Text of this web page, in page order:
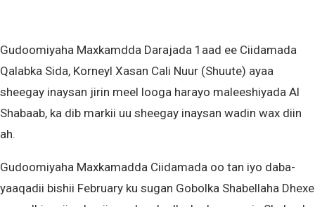
Gudoomiyaha Maxkamdda Darajada 1aad ee Ciidamada
Qalabka Sida, Korneyl Xasan Cali Nuur (Shuute) ayaa
sheegay inaysan jirin meel looga harayo maleeshiyada Al
Shabaab, ka dib markii uu sheegay inaysan wadin wax diin
ah.
Gudoomiyaha Maxkamadda Ciidamada oo tan iyo daba-
yaaqadii bishii February ku sugan Gobolka Shabellaha Dhexe